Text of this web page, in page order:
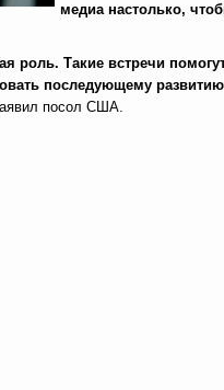
медиа настолько,
роль. Такие встречи
последующему
посол США.